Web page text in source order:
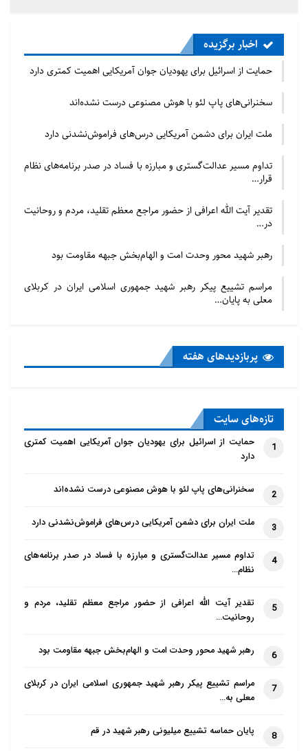
اخبار برگزیده
حمایت از اسرائیل برای یهودیان جوان آمریکایی اهمیت کمتری دارد
سخنرانی‌های پاپ لئو با هوش مصنوعی درست نشده‌اند
ملت ایران برای دشمن آمریکایی درس‌های فراموش‌نشدنی دارد
تداوم مسیر عدالت‌گستری و مبارزه با فساد در صدر برنامه‌های نظام
قرار…
تقدیر آیت الله اعرافی از حضور مراجع معظم تقلید، مردم و روحانیت
در…
رهبر شهید محور وحدت امت و الهام‌بخش جبهه مقاومت بود
مراسم تشییع پیکر رهبر شهید جمهوری اسلامی ایران در کربلای
معلی به پایان…
پربازدید‌های هفته
تازه‌‌های سایت
1
حمایت از اسرائیل برای یهودیان جوان آمریکایی اهمیت کمتری
دارد
2 سخنرانی‌های پاپ لئو با هوش مصنوعی درست نشده‌اند
3 ملت ایران برای دشمن آمریکایی درس‌های فراموش‌نشدنی دارد
4
تداوم مسیر عدالت‌گستری و مبارزه با فساد در صدر برنامه‌های
نظام…
5
تقدیر آیت الله اعرافی از حضور مراجع معظم تقلید، مردم و
روحانیت…
6 رهبر شهید محور وحدت امت و الهام‌بخش جبهه مقاومت بود
7
مراسم تشییع پیکر رهبر شهید جمهوری اسلامی ایران در کربلای
معلی به…
8 پایان حماسه تشییع میلیونی رهبر شهید در قم